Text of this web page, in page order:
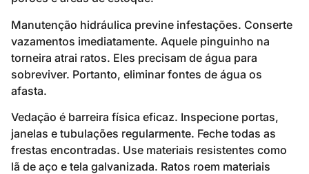
Manutenção hidráulica previne infestações. Conserte
vazamentos imediatamente. Aquele pinguinho na
torneira atrai ratos. Eles precisam de água para
sobreviver. Portanto, eliminar fontes de água os
afasta.
Vedação é barreira física eficaz. Inspecione portas,
janelas e tubulações regularmente. Feche todas as
frestas encontradas. Use materiais resistentes como
lã de aço e tela galvanizada. Ratos roem materiais